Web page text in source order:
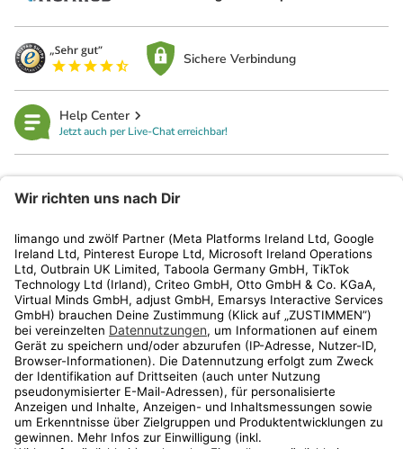
Sichere Verbindung
Help Center
Jetzt auch per Live-Chat erreichbar!
Kundenservice
Shop
Aktionen
Travel